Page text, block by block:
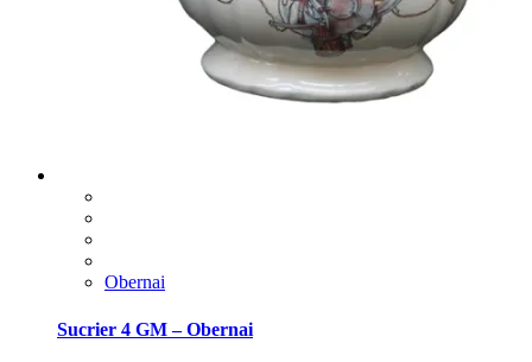
Obernai
Sucrier 4 GM – Obernai